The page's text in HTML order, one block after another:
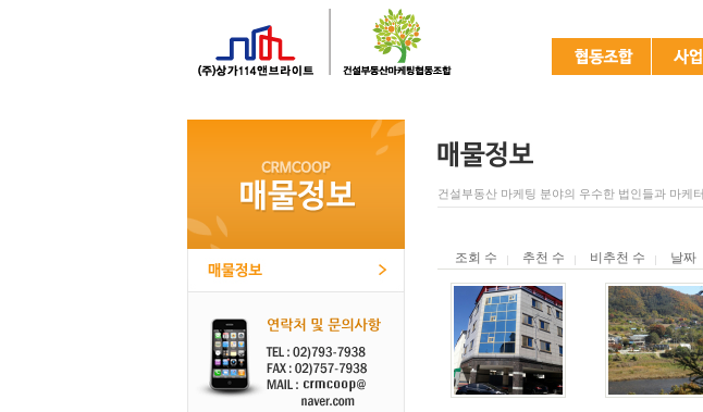
건설부동산 마케팅 분야의 우수한 법인들과 마케
조회 수 추천 수 비추천 수 날짜